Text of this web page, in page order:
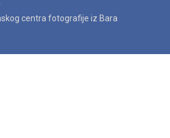
centra fotografije iz Bara